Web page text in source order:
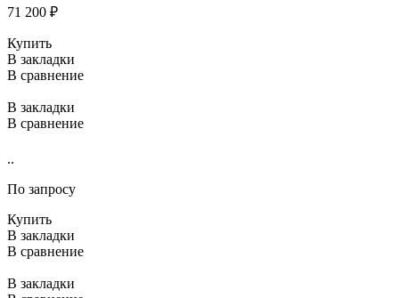
71 200 ₽
Купить
В закладки
В сравнение
В закладки
В сравнение
..
По запросу
Купить
В закладки
В сравнение
В закладки